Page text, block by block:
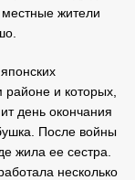
жители
и которых,
день окончания
После войны
жила ее сестра.
несколько